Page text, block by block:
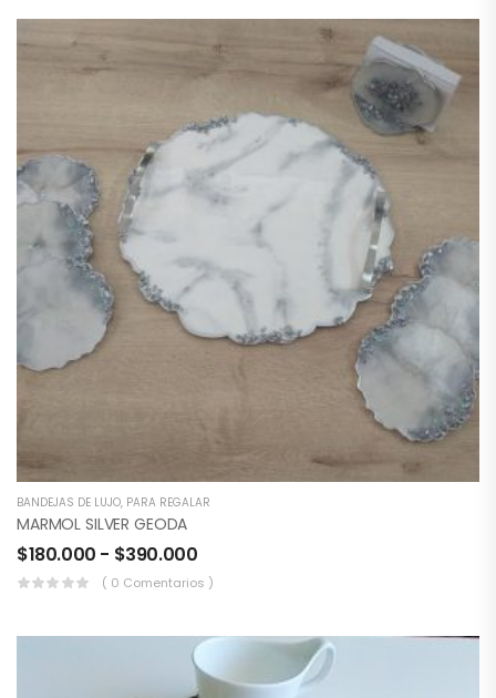
BANDEJAS DE LUJO, PARA REGALAR
MARMOL SILVER GEODA
$180.000 - $390.000
( 0 Comentarios )